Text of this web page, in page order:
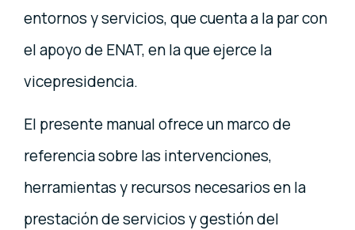
entornos y servicios, que cuenta a la par con
el apoyo de ENAT, en la que ejerce la
vicepresidencia.
El presente manual ofrece un marco de
referencia sobre las intervenciones,
herramientas y recursos necesarios en la
prestación de servicios y gestión del